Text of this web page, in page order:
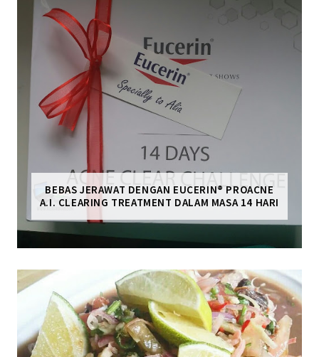
BEBAS JERAWAT DENGAN EUCERIN® PROACNE
A.I. CLEARING TREATMENT DALAM MASA 14 HARI